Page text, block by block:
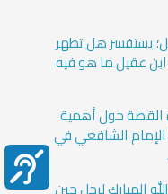
يستفسر هل تطهر
عقيل ما هو فيه
القصة حول أهمية
الشافعي في
المبارك لرجل حين